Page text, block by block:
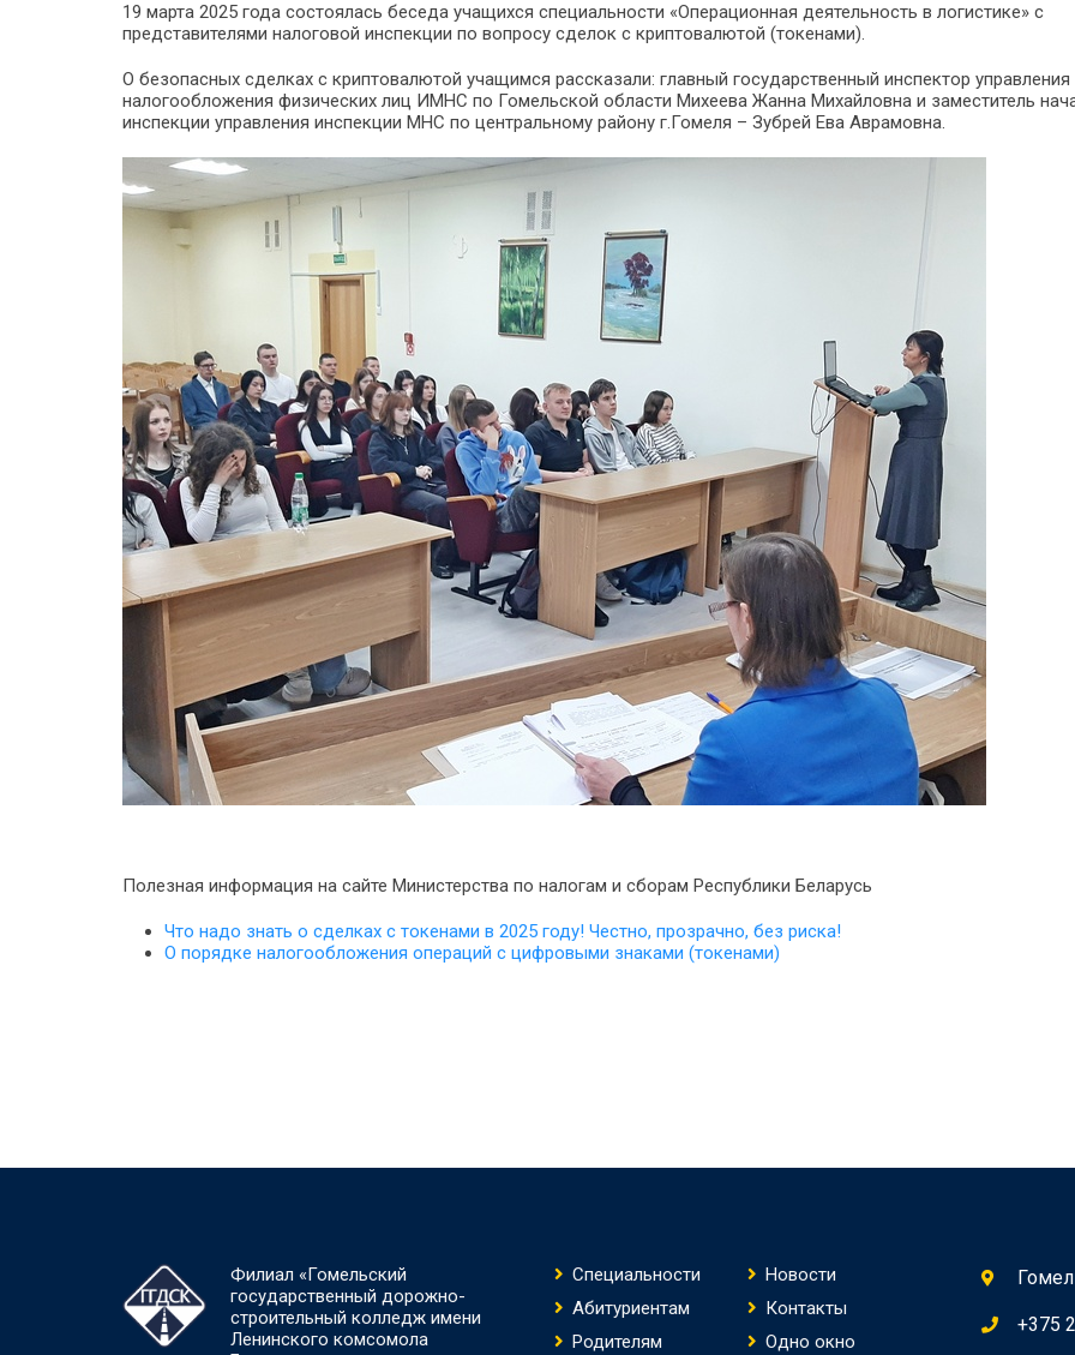
19 марта 2025 года состоялась беседа учащихся специальности «Операционная деятельность в логистике» с
представителями налоговой инспекции по вопросу сделок с криптовалютой (токенами).
О безопасных сделках с криптовалютой учащимся рассказали: главный государственный инспектор управления
налогообложения физических лиц ИМНС по Гомельской области Михеева Жанна Михайловна и заместитель
инспекции управления инспекции МНС по центральному району г.Гомеля – Зубрей Ева Аврамовна.
Полезная информация на сайте Министерства по налогам и сборам Республики Беларусь
Что надо знать о сделках с токенами в 2025 году! Честно, прозрачно, без риска!
О порядке налогообложения операций с цифровыми знаками (токенами)
Филиал «Гомельский
государственный дорожно-
строительный колледж имени
Ленинского комсомола
Специальности
Новости
Абитуриентам
Контакты
Родителям
Одно окно
+375